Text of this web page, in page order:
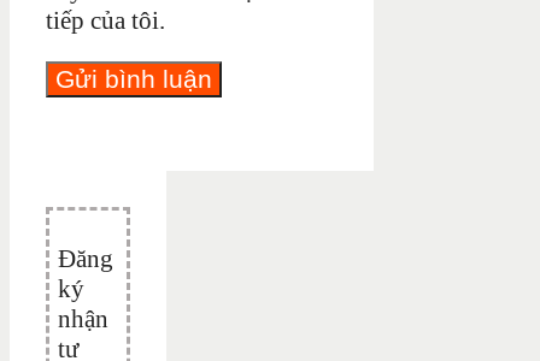
tiếp của tôi.
Đăng
ký
nhận
tư